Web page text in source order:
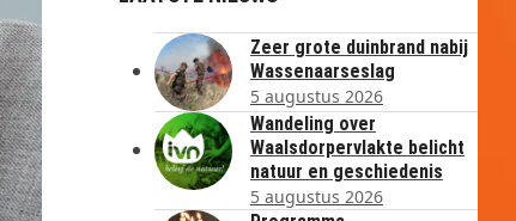
Zeer grote duinbrand nabij
Wassenaarseslag
5 augustus 2026
Wandeling over
Waalsdorpervlakte belicht
natuur en geschiedenis
5 augustus 2026